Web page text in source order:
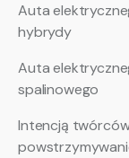
Auta
hybrydy
Auta
spalinowego
Intencją